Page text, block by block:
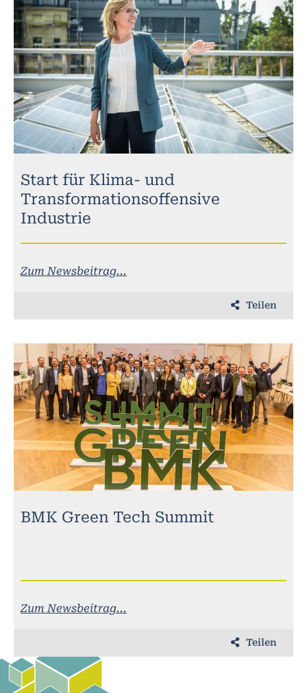
Start für Klima- und
Transformationsoffensive
Industrie
Zum Newsbeitrag...
Teilen
BMK Green Tech Summit
Zum Newsbeitrag...
Teilen